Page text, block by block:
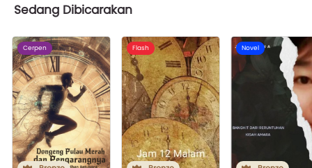
Sedang Dibicarakan
Cerpen Flash Novel